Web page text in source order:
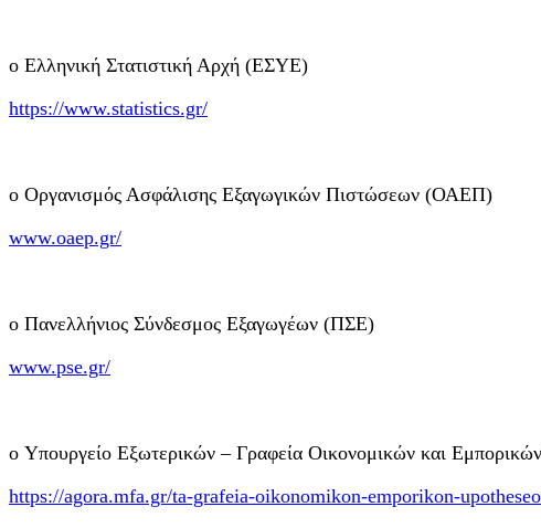
o Ελληνική Στατιστική Αρχή (EΣΥΕ)
https://www.statistics.gr/
o Οργανισμός Ασφάλισης Εξαγωγικών Πιστώσεων (ΟΑΕΠ)
www.oaep.gr/
o Πανελλήνιος Σύνδεσμος Εξαγωγέων (ΠΣΕ)
www.pse.gr/
o Υπουργείο Εξωτερικών – Γραφεία Οικονομικών και
https://agora.mfa.gr/ta-grafeia-oikonomikon-emporikon-